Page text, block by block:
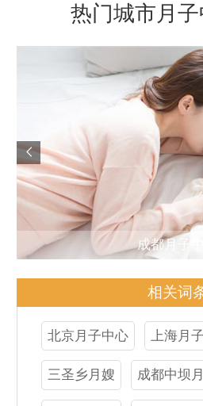
热门城市月
成都月子中
相关词
北京月子中心 上海月
三圣乡月嫂 成都中坝